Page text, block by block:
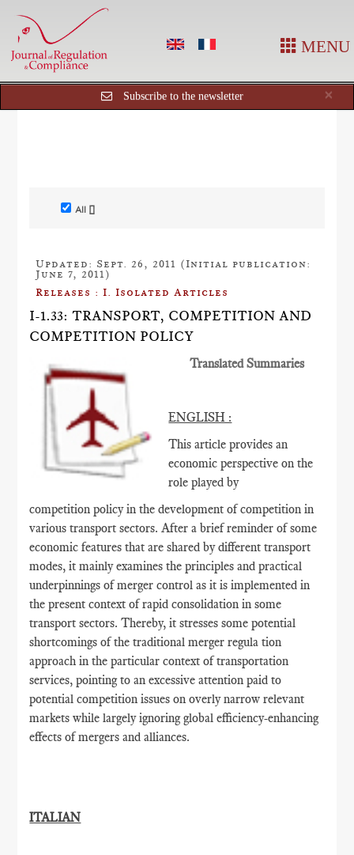
MENU
×
Subscribe to the newsletter
All []
Updated: Sept. 26, 2011 (Initial publication:
June 7, 2011)
Releases : I. Isolated Articles
I-1.33: TRANSPORT, COMPETITION AND
COMPETITION POLICY
Translated Summaries
ENGLISH :
This article provides an
economic perspective on the
role played by
competition policy in the development of competition in
various transport sectors. After a brief reminder of some
economic features that are shared by different transport
modes, it mainly examines the principles and practical
underpinnings of merger control as it is implemented in
the present context of rapid consolidation in some
transport sectors. Thereby, it stresses some potential
shortcomings of the traditional merger regula tion
approach in the particular context of transportation
services, pointing to an excessive attention paid to
potential competition issues on overly narrow relevant
markets while largely ignoring global efficiency-enhancing
effects of mergers and alliances.
ITALIAN